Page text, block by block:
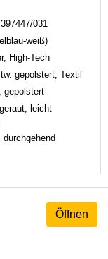
031
weiß)
High-Tech
gepolstert, Textil
gepolstert
leicht
Öffnen